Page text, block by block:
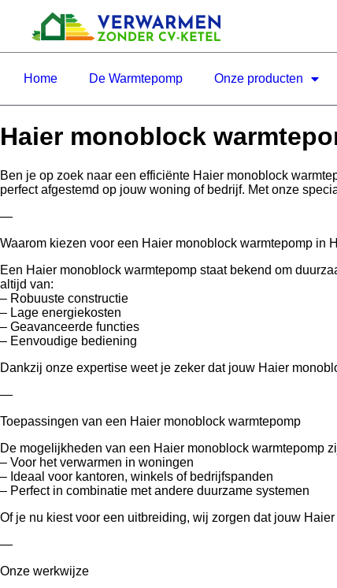
Home De Warmtepomp Onze producten
Haier monoblock
Ben je op zoek naar een efficiënte Haier monoblock
perfect afgestemd op jouw woning of bedrijf. Met onze
—
Waarom kiezen voor een Haier monoblock warmtepomp in
Een Haier monoblock warmtepomp staat bekend om
altijd van:
– Robuuste constructie
– Lage energiekosten
– Geavanceerde functies
– Eenvoudige bediening
Dankzij onze expertise weet je zeker dat jouw Haier
—
Toepassingen van een Haier monoblock warmtepomp
De mogelijkheden van een Haier monoblock warmtepomp
– Voor het verwarmen in woningen
– Ideaal voor kantoren, winkels of bedrijfspanden
– Perfect in combinatie met andere duurzame systemen
Of je nu kiest voor een uitbreiding, wij zorgen dat jouw
—
Onze werkwijze